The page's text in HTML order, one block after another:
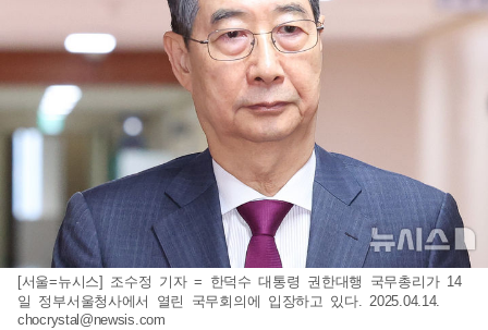
[서울=뉴시스] 조수정 기자 = 한덕수 대통령 권한대행 국무총리가 14
일 정부서울청사에서 열린 국무회의에 입장하고 있다. 2025.04.14.
chocrystal@newsis.com